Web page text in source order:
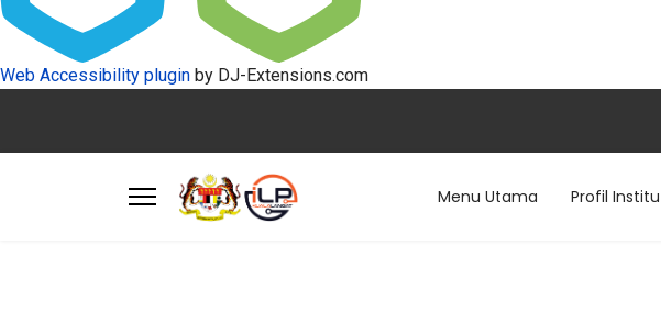
Web Accessibility plugin by DJ-Extensions.com
Menu Utama Profil